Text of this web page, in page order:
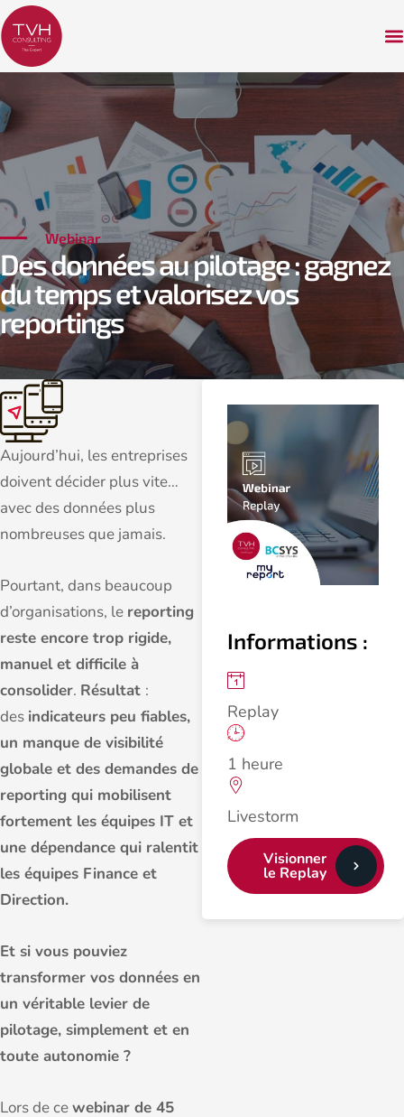
Webinar
Des données au pilotage : gagnez
du temps et valorisez vos
reportings
Aujourd’hui, les entreprises
doivent décider plus vite…
avec des données plus
nombreuses que jamais.
Pourtant, dans beaucoup
d’organisations, le reporting
reste encore trop rigide,
manuel et difficile à
consolider. Résultat :
des indicateurs peu fiables,
un manque de visibilité
globale et des demandes de
reporting qui mobilisent
fortement les équipes IT et
une dépendance qui ralentit
les équipes Finance et
Direction.
Et si vous pouviez
transformer vos données en
un véritable levier de
pilotage, simplement et en
toute autonomie ?
Lors de cewebinar de 45
Informations :
Replay
1 heure
Livestorm
Visionner
le Replay